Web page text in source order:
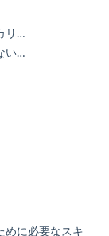
リ…
い…
めに必要なスキ